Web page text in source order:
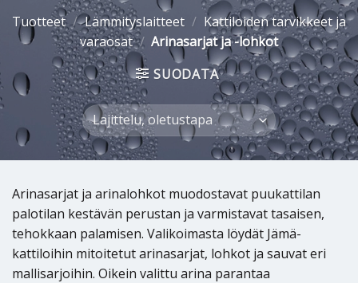
Tuotteet / Lämmityslaitteet / Kattiloiden tarvikkeet ja
varaosat / Arinasarjat ja -lohkot
SUODATA
Arinasarjat ja arinalohkot muodostavat puukattilan
palotilan kestävän perustan ja varmistavat tasaisen,
tehokkaan palamisen. Valikoimasta löydät Jämä-
kattiloihin mitoitetut arinasarjat, lohkot ja sauvat eri
mallisarjoihin. Oikein valittu arina parantaa